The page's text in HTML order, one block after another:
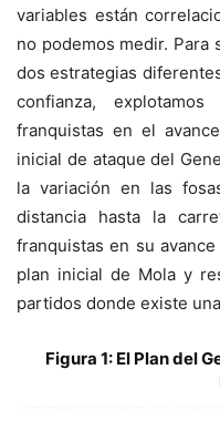
variables están
no podemos medir. Para
dos estrategias
confianza,
franquistas en el
inicial de ataque del
la variación en las
distancia hasta la
franquistas en su
plan inicial de Mola y
partidos donde existe
Figura 1: El Plan del